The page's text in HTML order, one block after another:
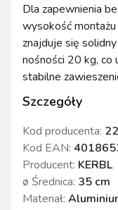
Szczegóły
Kod producenta:
Kod EAN:
Producent: KERBL
ø Średnica: 35 cm
Materiał:
Dla zapewnienia
wysokość
znajduje się
nośności 20 kg, co
stabilne